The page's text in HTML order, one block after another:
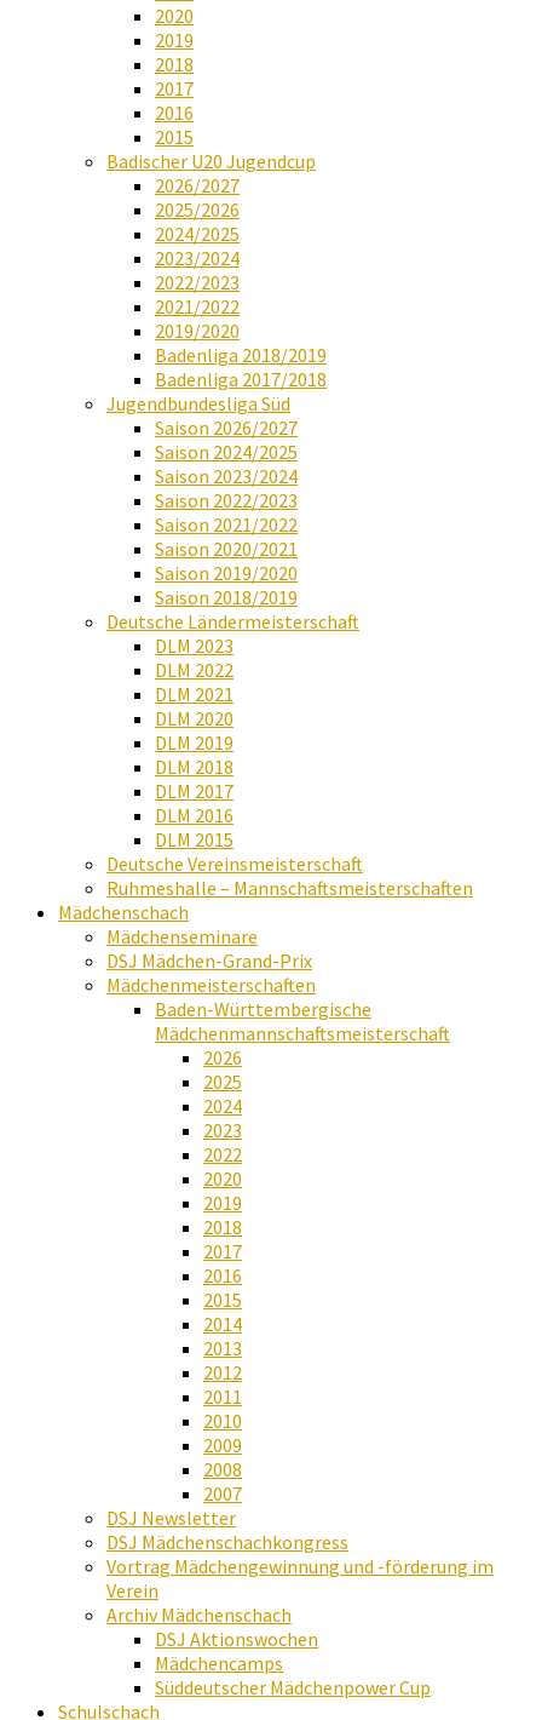
2020
2019
2018
2017
2016
2015
Badischer U20 Jugendcup
2026/2027
2025/2026
2024/2025
2023/2024
2022/2023
2021/2022
2019/2020
Badenliga 2018/2019
Badenliga 2017/2018
Jugendbundesliga Süd
Saison 2026/2027
Saison 2024/2025
Saison 2023/2024
Saison 2022/2023
Saison 2021/2022
Saison 2020/2021
Saison 2019/2020
Saison 2018/2019
Deutsche Ländermeisterschaft
DLM 2023
DLM 2022
DLM 2021
DLM 2020
DLM 2019
DLM 2018
DLM 2017
DLM 2016
DLM 2015
Deutsche Vereinsmeisterschaft
Ruhmeshalle – Mannschaftsmeisterschaften
Mädchenschach
Mädchenseminare
DSJ Mädchen-Grand-Prix
Mädchenmeisterschaften
Baden-Württembergische
Mädchenmannschaftsmeisterschaft
2026
2025
2024
2023
2022
2020
2019
2018
2017
2016
2015
2014
2013
2012
2011
2010
2009
2008
2007
DSJ Newsletter
DSJ Mädchenschachkongress
Vortrag Mädchengewinnung und -förderung im
Verein
Archiv Mädchenschach
DSJ Aktionswochen
Mädchencamps
Süddeutscher Mädchenpower Cup
Schulschach